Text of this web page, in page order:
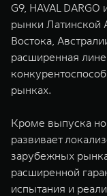
G9, HAVAL
рынки Латинской
Востока,
расширенная
рынках.
Кроме выпуска
развивает
зарубежных
расширенной
испытания и